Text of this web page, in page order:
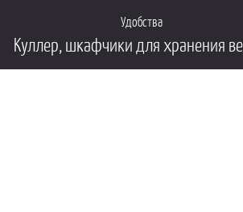
Удобства
Куллер, шкафчики для хранения